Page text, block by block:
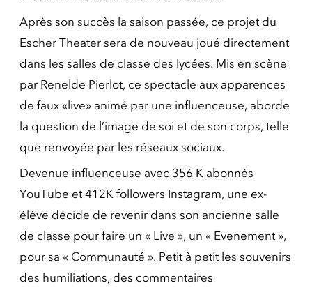
Après son succès la saison passée, ce projet du
Escher Theater sera de nouveau joué directement
dans les salles de classe des lycées. Mis en scène
par Renelde Pierlot, ce spectacle aux apparences
de faux «live» animé par une influenceuse, aborde
la question de l’image de soi et de son corps, telle
que renvoyée par les réseaux sociaux.
Devenue influenceuse avec 356 K abonnés
YouTube et 412K followers Instagram, une ex-
élève décide de revenir dans son ancienne salle
de classe pour faire un « Live », un « Evenement »,
pour sa « Communauté ». Petit à petit les souvenirs
des humiliations, des commentaires